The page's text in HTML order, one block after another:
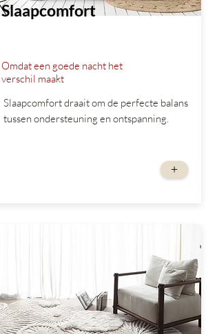
Slaapcomfort
Omdat een goede nacht het
verschil maakt
Slaapcomfort draait om de perfecte balans
tussen ondersteuning en ontspanning.
+